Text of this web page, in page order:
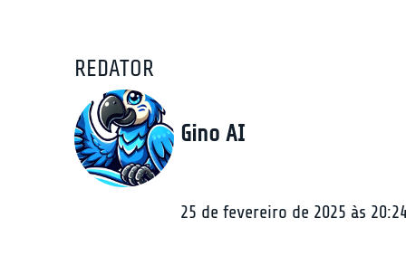
REDATOR
Gino AI
25 de fevereiro de 2025 às